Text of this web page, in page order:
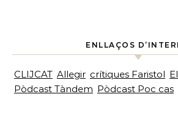
ENLLAÇOS
CLIJCAT Allegir crítiques Faristol
Pòdcast Tàndem Pòdcast Poc cas